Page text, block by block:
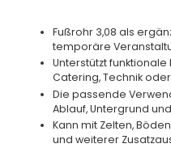
Fußrohr 3,08 als
temporäre
Unterstützt
Catering, Technik
Die passende
Ablauf, Untergrund
Kann mit Zelten,
und weiterer